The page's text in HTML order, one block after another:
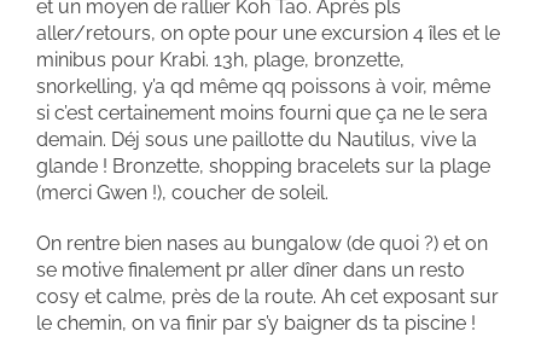
et un moyen de rallier Koh Tao. Après pls
aller/retours, on opte pour une excursion 4 îles et le
minibus pour Krabi. 13h, plage, bronzette,
snorkelling, y’a qd même qq poissons à voir, même
si c’est certainement moins fourni que ça ne le sera
demain. Déj sous une paillotte du Nautilus, vive la
glande ! Bronzette, shopping bracelets sur la plage
(merci Gwen !), coucher de soleil.
On rentre bien nases au bungalow (de quoi ?) et on
se motive finalement pr aller dîner dans un resto
cosy et calme, près de la route. Ah cet exposant sur
le chemin, on va finir par s’y baigner ds ta piscine !